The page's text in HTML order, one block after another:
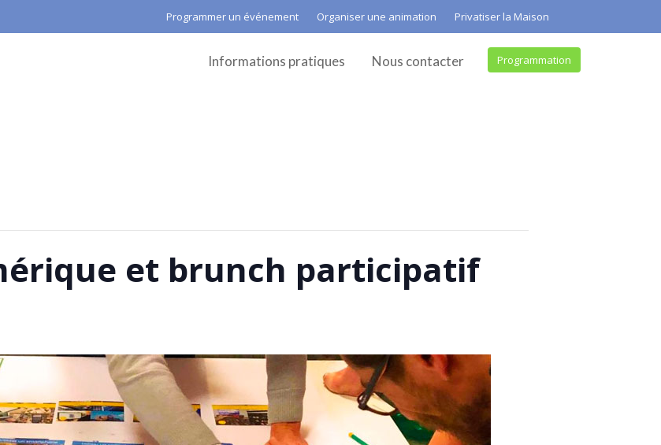
Programmer un événement Organiser une animation Privatiser la Maison
Programmation
Informations pratiques Nous contacter
et brunch participatif